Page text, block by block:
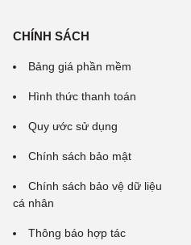
CHÍNH SÁCH
Bảng giá phần mềm
Hình thức thanh toán
Quy ước sử dụng
Chính sách bảo mật
Chính sách bảo vệ dữ liệu
cá nhân
Thông báo hợp tác